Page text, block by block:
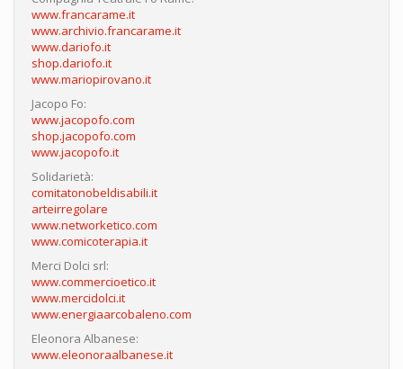
www.francarame.it
www.archivio.francarame.it
www.dariofo.it
shop.dariofo.it
www.mariopirovano.it
Jacopo Fo:
www.jacopofo.com
shop.jacopofo.com
www.jacopofo.it
Solidarietà:
comitatonobeldisabili.it
arteirregolare
www.networketico.com
www.comicoterapia.it
Merci Dolci srl:
www.commercioetico.it
www.mercidolci.it
www.energiaarcobaleno.com
Eleonora Albanese:
www.eleonoraalbanese.it